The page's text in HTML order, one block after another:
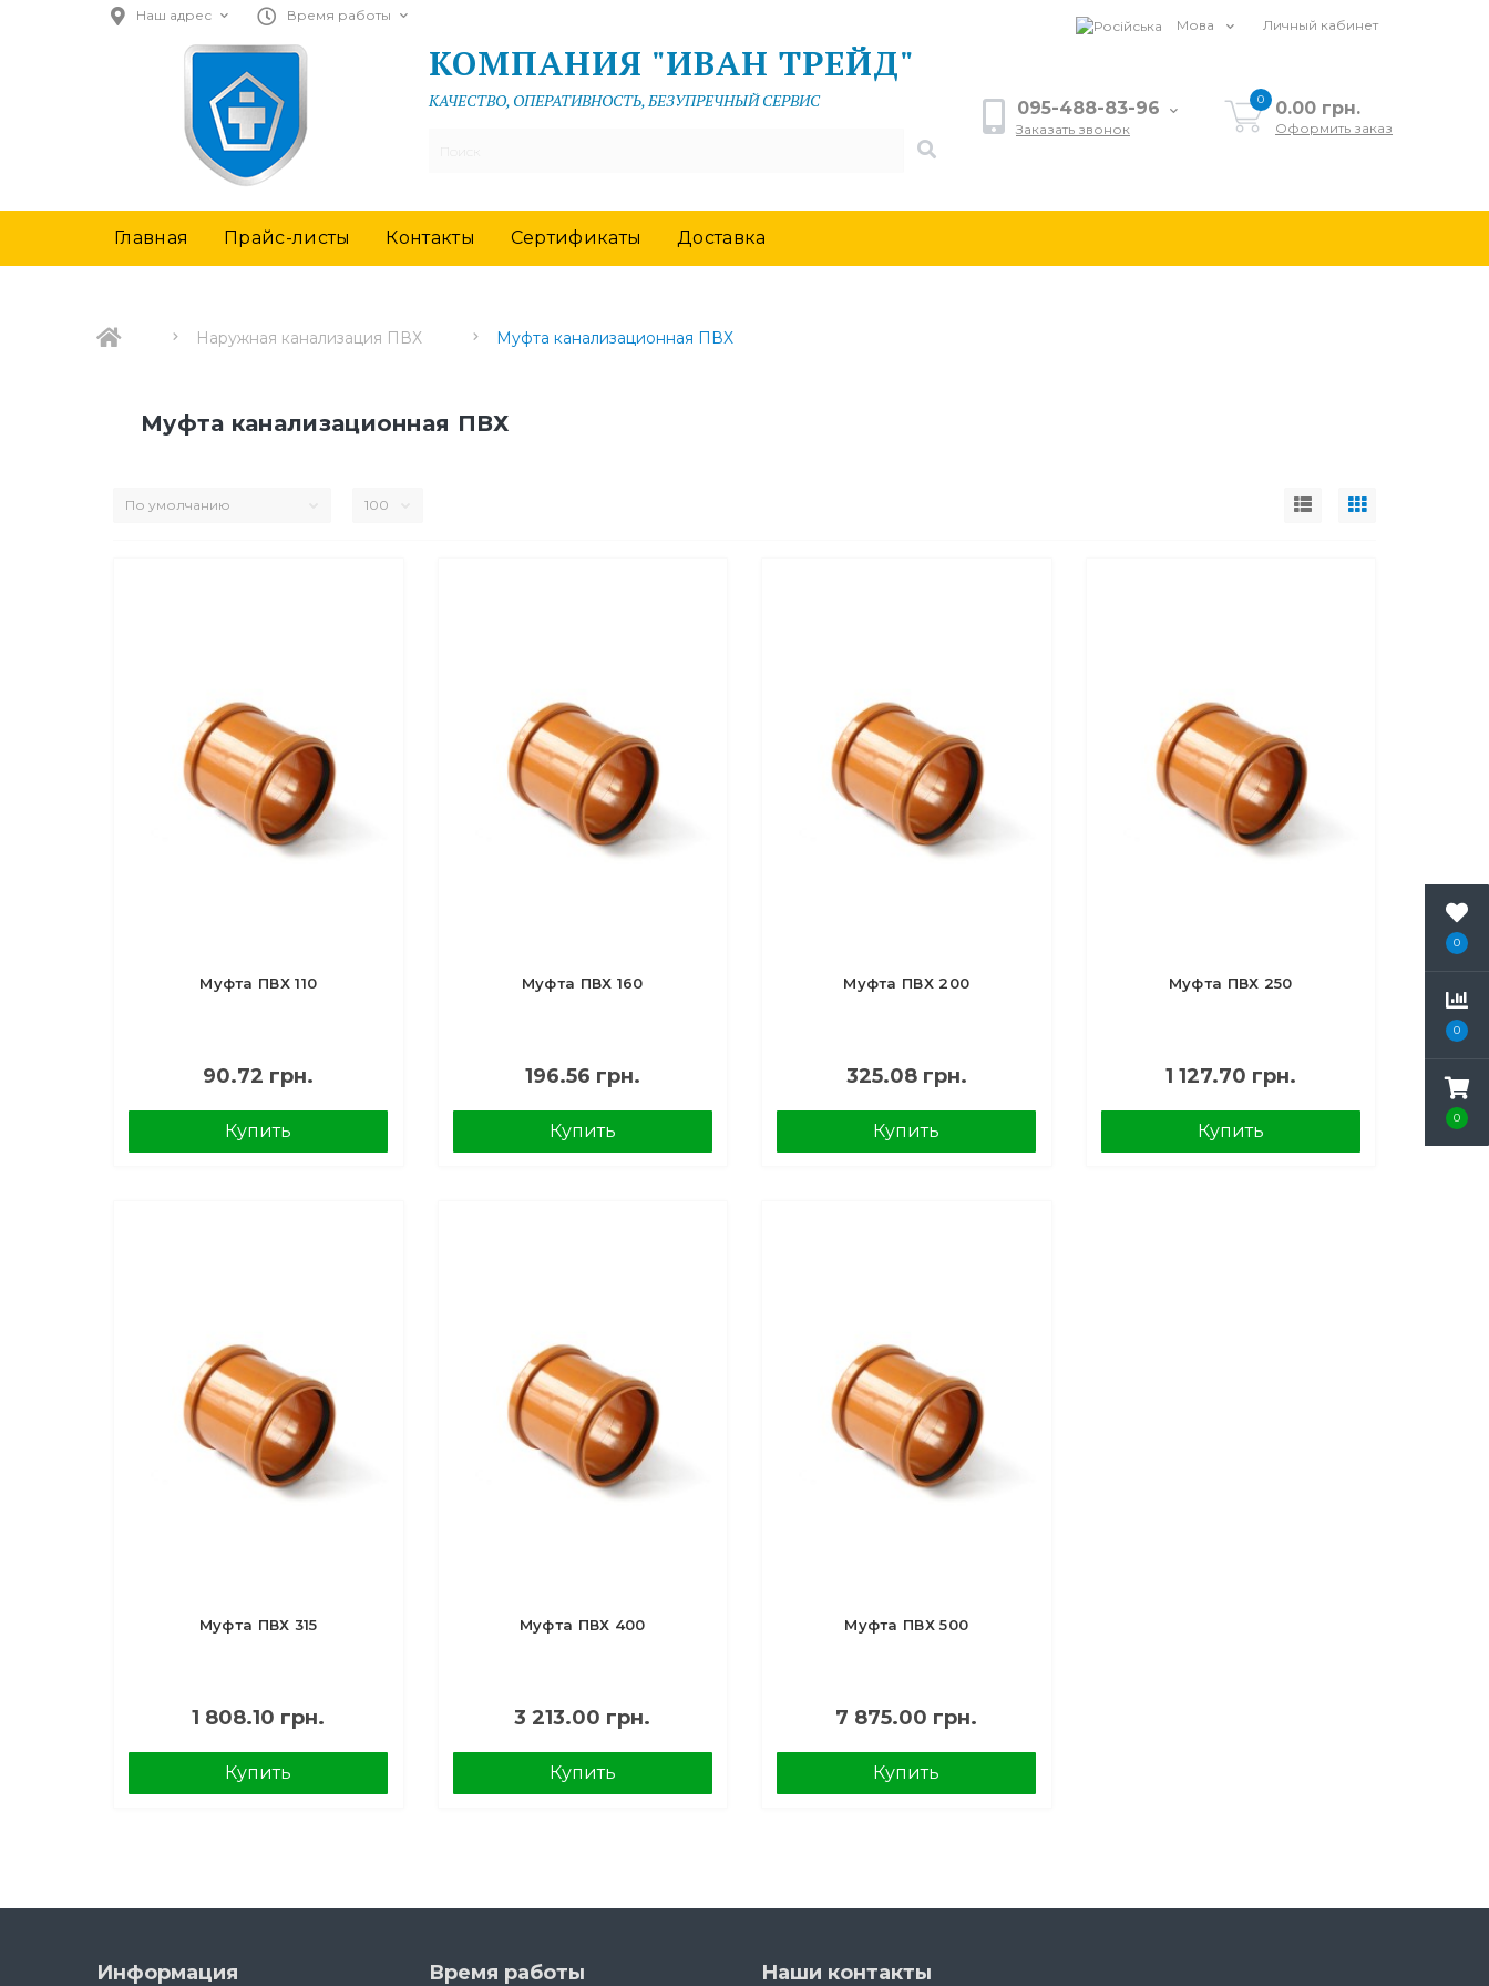
0
0
0
Наш адрес Время работы
Мова Личный кабинет
КОМПАНИЯ "ИВАН ТРЕЙД"
КАЧЕСТВО, ОПЕРАТИВНОСТЬ, БЕЗУПРЕЧНЫЙ СЕРВИС 095-488-83-96
Заказать звонок
0 0.00 грн.
Оформить заказ
Главная Прайс-листы Контакты Сертификаты Доставка
Наружная канализация ПВХ Муфта канализационная ПВХ
Муфта канализационная ПВХ
Муфта ПВХ 110
90.72 грн.
Купить
Муфта ПВХ 160
196.56 грн.
Купить
Муфта ПВХ 200
325.08 грн.
Купить
Муфта ПВХ 250
1 127.70 грн.
Купить
Муфта ПВХ 315
1 808.10 грн.
Купить
Муфта ПВХ 400
3 213.00 грн.
Купить
Муфта ПВХ 500
7 875.00 грн.
Купить
Информация Время работы Наши контакты